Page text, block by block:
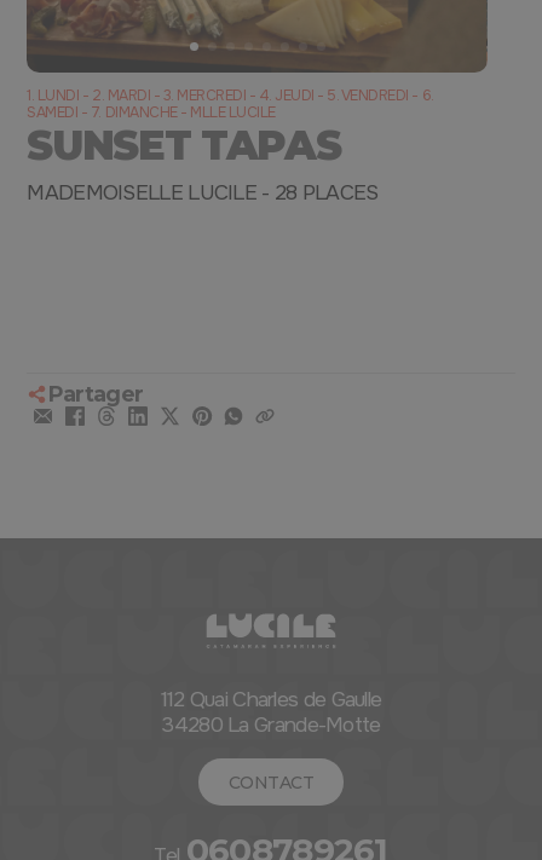
1. LUNDI - 2. MARDI - 3. MERCREDI - 4. JEUDI - 5. VENDREDI - 6.
SAMEDI - 7. DIMANCHE - MLLE LUCILE
SUNSET TAPAS
MADEMOISELLE LUCILE - 28 PLACES
Partager
112 Quai Charles de Gaulle
34280 La Grande-Motte
CONTACT
0608789261